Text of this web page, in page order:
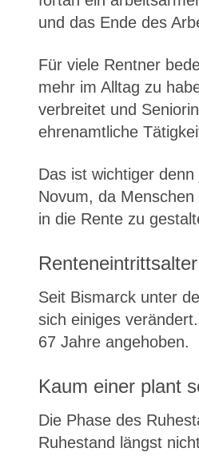
und das Ende des
Für viele Rentner
mehr im Alltag zu
verbreitet und
ehrenamtliche
Das ist wichtiger
Novum, da
in die Rente zu
Seit Bismarck unter
sich einiges
67 Jahre angehoben.
Kaum einer plant
Die Phase des
Ruhestand längst